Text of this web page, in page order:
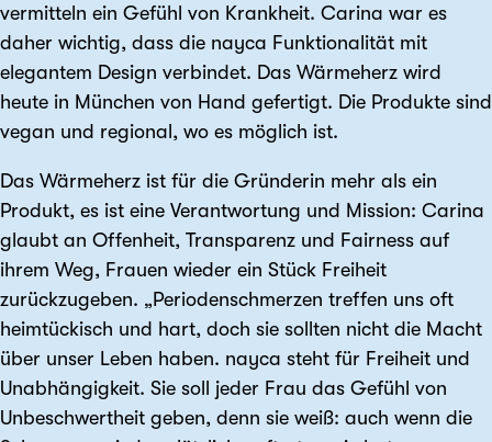
vermitteln ein Gefühl von Krankheit. Carina war es
daher wichtig, dass die nayca Funktionalität mit
elegantem Design verbindet. Das Wärmeherz wird
heute in München von Hand gefertigt. Die Produkte sind
vegan und regional, wo es möglich ist.
Das Wärmeherz ist für die Gründerin mehr als ein
Produkt, es ist eine Verantwortung und Mission: Carina
glaubt an Offenheit, Transparenz und Fairness auf
ihrem Weg, Frauen wieder ein Stück Freiheit
zurückzugeben. „Periodenschmerzen treffen uns oft
heimtückisch und hart, doch sie sollten nicht die Macht
über unser Leben haben. nayca steht für Freiheit und
Unabhängigkeit. Sie soll jeder Frau das Gefühl von
Unbeschwertheit geben, denn sie weiß: auch wenn die